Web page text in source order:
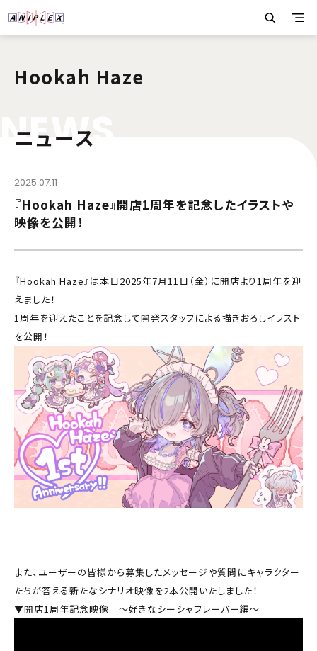
Hookah Haze
NEWS
ニュース
2025.07.11
『Hookah Haze』開店1周年を記念したイラストや
映像を公開！
『Hookah Haze』は本日2025年7月11日（金）に開店より1周年を迎
えました！
1周年を迎えたことを記念して開発スタッフによる描きおろしイラスト
を公開！
また、ユーザーの皆様から募集したメッセージや質問にキャラクター
たちが答える新たなシナリオ映像を2本公開いたしました！
▼開店1周年記念映像 ～好きなシーシャフレーバー編～